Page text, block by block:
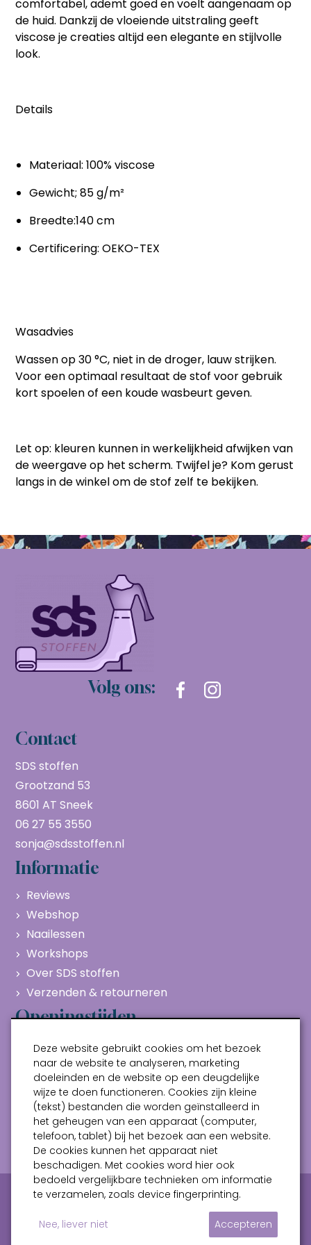
comfortabel, ademt goed en voelt aangenaam op
de huid. Dankzij de vloeiende uitstraling geeft
viscose je creaties altijd een elegante en stijlvolle
look.
Details
Materiaal: 100% viscose
Gewicht; 85 g/m²
Breedte:140 cm
Certificering: OEKO-TEX
Wasadvies
Wassen op 30 °C, niet in de droger, lauw strijken.
Voor een optimaal resultaat de stof voor gebruik
kort spoelen of een koude wasbeurt geven.
Let op: kleuren kunnen in werkelijkheid afwijken van
de weergave op het scherm. Twijfel je? Kom gerust
langs in de winkel om de stof zelf te bekijken.
Volg ons:
Contact
SDS stoffen
Grootzand 53
8601 AT Sneek
06 27 55 3550
sonja@sdsstoffen.nl
Informatie
Reviews
Webshop
Naailessen
Workshops
Over SDS stoffen
Verzenden & retourneren
Openingstijden
Maandag
Gesloten
Dinsdag
10:00 - 17:00
Woensdag
10:00 - 17:00
Donderdag
10:00 - 17:00
Vrijdag
10:00 - 17:00
Zaterdag
10:00 - 17:00
Privacy verklaring
Algemene voorwaarden
Deze website gebruikt cookies om het bezoek
naar de website te analyseren, marketing
doeleinden en de website op een deugdelijke
wijze te doen functioneren. Cookies zijn kleine
(tekst) bestanden die worden geïnstalleerd in
het geheugen van een apparaat (computer,
telefoon, tablet) bij het bezoek aan een website.
De cookies kunnen het apparaat niet
beschadigen. Met cookies word hier ook
bedoeld vergelijkbare technieken om informatie
te verzamelen, zoals device fingerprinting.
Nee, liever niet Accepteren